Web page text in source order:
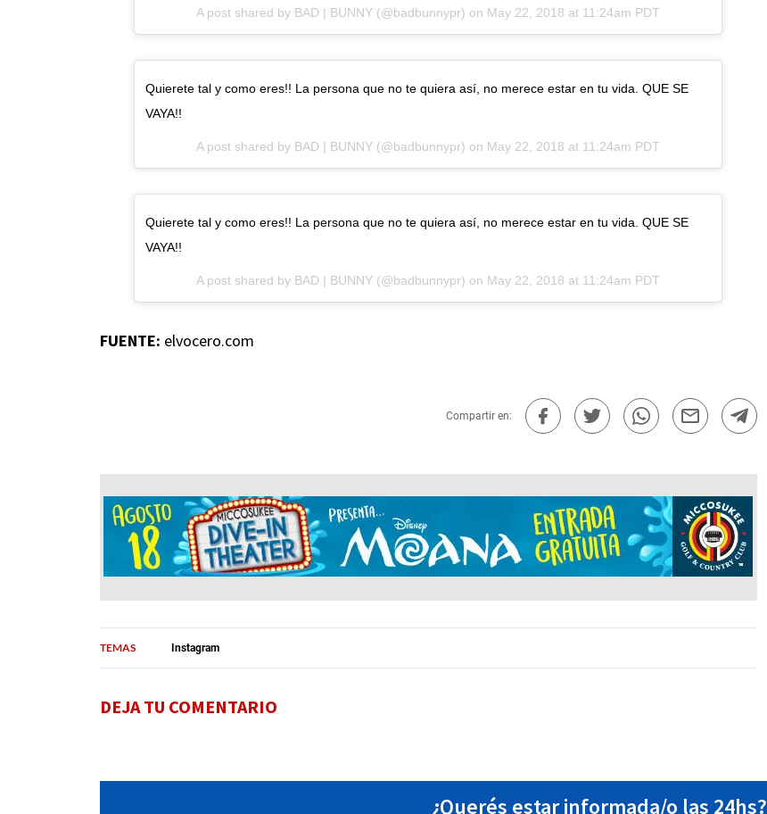
A post shared by BAD | BUNNY (@badbunnypr) on May 22, 2018 at 11:24am PDT
Quierete tal y como eres!! La persona que no te quiera así, no merece estar en tu vida. QUE SE
VAYA!!
A post shared by BAD | BUNNY (@badbunnypr) on May 22, 2018 at 11:24am PDT
Quierete tal y como eres!! La persona que no te quiera así, no merece estar en tu vida. QUE SE
VAYA!!
A post shared by BAD | BUNNY (@badbunnypr) on May 22, 2018 at 11:24am PDT
FUENTE: elvocero.com
Compartir en:
TEMAS Instagram
DEJA TU COMENTARIO
¿Querés estar informada/o las 24hs?